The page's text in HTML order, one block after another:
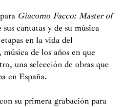
Giacomo Facco: Master of
cantatas y de su música
en la vida del
de los años en que
una selección de obras que
en España.
su primera grabación para